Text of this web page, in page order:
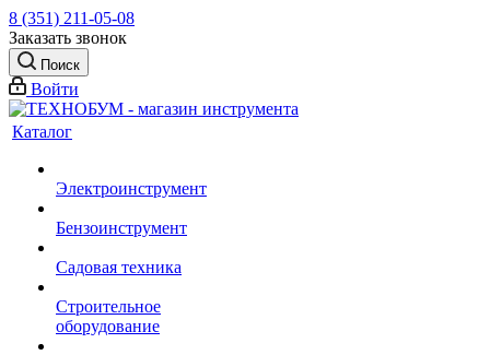
8 (351) 211-05-08
Заказать звонок
Поиск
Войти
Каталог
Электроинструмент
Бензоинструмент
Садовая техника
Строительное
оборудование